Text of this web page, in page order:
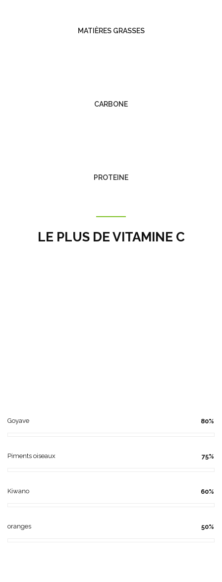
MATIÈRES GRASSES
CARBONE
PROTEINE
LE PLUS DE VITAMINE C
Goyave 80%
Piments oiseaux 75%
Kiwano 60%
oranges 50%